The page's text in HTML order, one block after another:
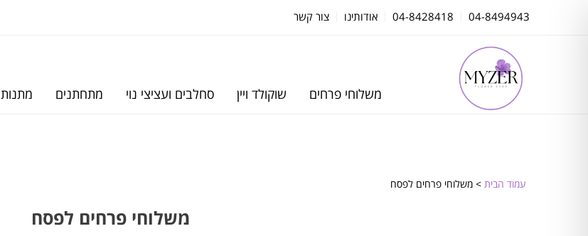
04-8494943
04-8428418 אודותינו צור קשר
משלוחי פרחים שוקולד ויין סחלבים ועציצי נוי מתחתנים מתנות
עמוד הבית > משלוחי פרחים לפסח
משלוחי פרחים לפסח